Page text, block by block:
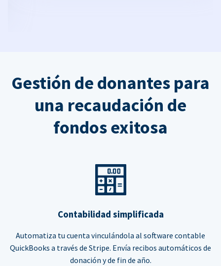
Gestión de donantes para
una recaudación de
fondos exitosa
Contabilidad simplificada
Automatiza tu cuenta vinculándola al software contable
QuickBooks a través de Stripe. Envía recibos automáticos de
donación y de fin de año.